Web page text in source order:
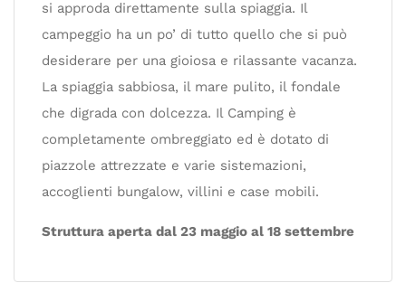
si approda direttamente sulla spiaggia. Il
campeggio ha un po’ di tutto quello che si può
desiderare per una gioiosa e rilassante vacanza.
La spiaggia sabbiosa, il mare pulito, il fondale
che digrada con dolcezza. Il Camping è
completamente ombreggiato ed è dotato di
piazzole attrezzate e varie sistemazioni,
accoglienti bungalow, villini e case mobili.
Struttura aperta dal 23 maggio al 18 settembre